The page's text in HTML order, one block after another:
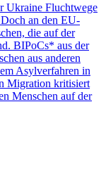
Ukraine Fluchtwege
an den EU-
die auf der
BIPoCs* aus der
aus anderen
Asylverfahren in
Migration kritisiert
Menschen auf der